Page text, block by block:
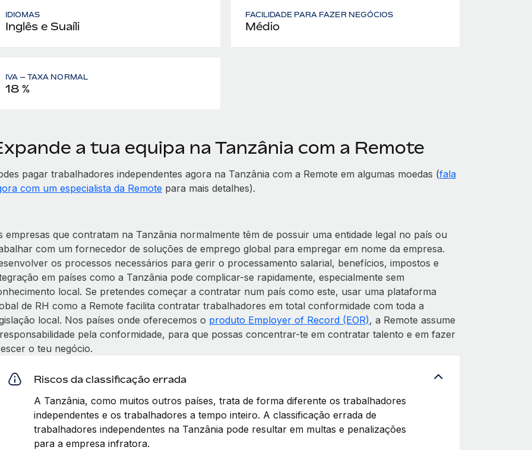
IDIOMAS
Inglês e Suaíli
FACILIDADE PARA FAZER NEGÓCIOS
Médio
IVA — TAXA NORMAL
18 %
a tua equipa na Tanzânia com a Remote
pagar trabalhadores independentes agora na Tanzânia com a Remote em algumas moedas (fala
com um especialista da Remote para mais detalhes).
empresas que contratam na Tanzânia normalmente têm de possuir uma entidade legal no país ou
com um fornecedor de soluções de emprego global para empregar em nome da empresa.
os processos necessários para gerir o processamento salarial, benefícios, impostos e
em países como a Tanzânia pode complicar-se rapidamente, especialmente sem
local. Se pretendes começar a contratar num país como este, usar uma plataforma
de RH como a Remote facilita contratar trabalhadores em total conformidade com toda a
local. Nos países onde oferecemos o produto Employer of Record (EOR), a Remote assume
pela conformidade, para que possas concentrar-te em contratar talento e em fazer
o teu negócio.
Riscos da classificação errada
A Tanzânia, como muitos outros países, trata de forma diferente os trabalhadores
independentes e os trabalhadores a tempo inteiro. A classificação errada de
trabalhadores independentes na Tanzânia pode resultar em multas e penalizações
para a empresa infratora.